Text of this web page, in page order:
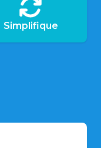
Simplifique